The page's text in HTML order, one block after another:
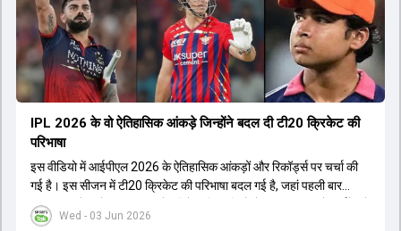
होता। यही कारण है कि RCB ने लगातार सफलता हासिल की है।
Wed - 03 Jun 2026
IPL 2026 के वो ऐतिहासिक आंकड़े जिन्होंने बदल दी टी20 क्रिकेट की
परिभाषा
इस वीडियो में आईपीएल 2026 के ऐतिहासिक आंकड़ों और रिकॉर्ड्स पर चर्चा की
गई है। इस सीजन में टी20 क्रिकेट की परिभाषा बदल गई है, जहां पहली बार
भारतीय बल्लेबाजों का स्ट्राइक रेट विदेशी खिलाड़ियों से ज्यादा रहा। पूरे टूर्नामेंट में
1426 छक्के लगे और 65 बार टीमों ने 200 से ज्यादा का स्कोर बनाया, जो एक